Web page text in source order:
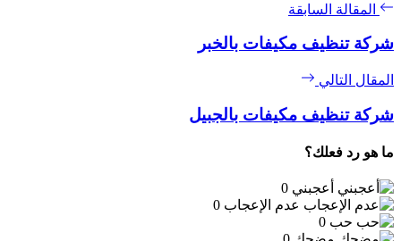
المقالة السابقة
شركة تنظيف مكيفات بالخبر
المقال التالي
شركة تنظيف مكيفات بالجبيل
ما هو رد فعلك؟
أعجبني 0
عدم الإعجاب 0
حب 0